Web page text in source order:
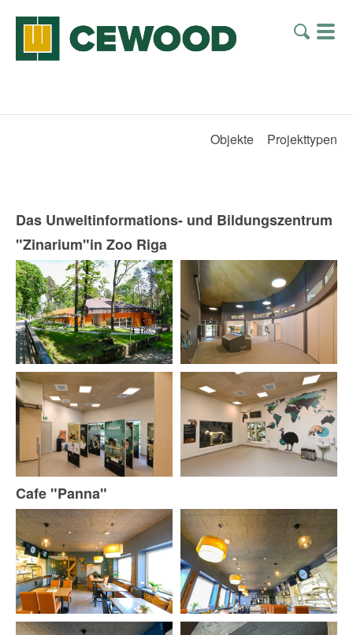
Objekte Projekttypen
Das Unweltinformations- und Bildungszentrum
"Zinarium"in Zoo Riga
Cafe "Panna"